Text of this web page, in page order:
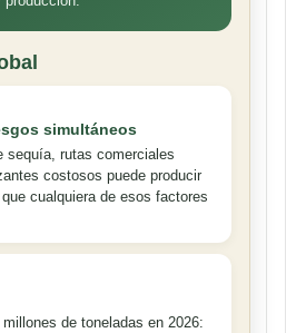
simultáneos
sequía, rutas comerciales
costosos puede producir
cualquiera de esos factores
de toneladas en 2026: